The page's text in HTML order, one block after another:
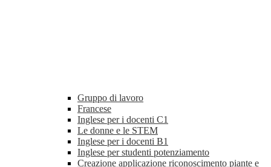
Gruppo di lavoro
Francese
Inglese per i docenti C1
Le donne e le STEM
Inglese per i docenti B1
Inglese per studenti potenziamento
Creazione applicazione riconoscimento piante e